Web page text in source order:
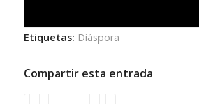
Etiquetas: Diáspora
Compartir esta entrada